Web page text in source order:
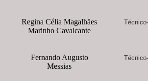
Regina Célia Magalhães
Marinho Cavalcante
Fernando Augusto
Messias